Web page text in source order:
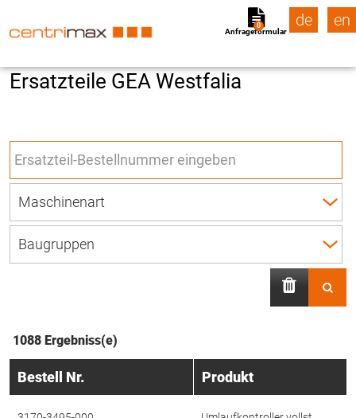
Anfrageformular
0 de en
Ersatzteile GEA Westfalia
1088 Ergebniss(e)
Bestell Nr. Produkt